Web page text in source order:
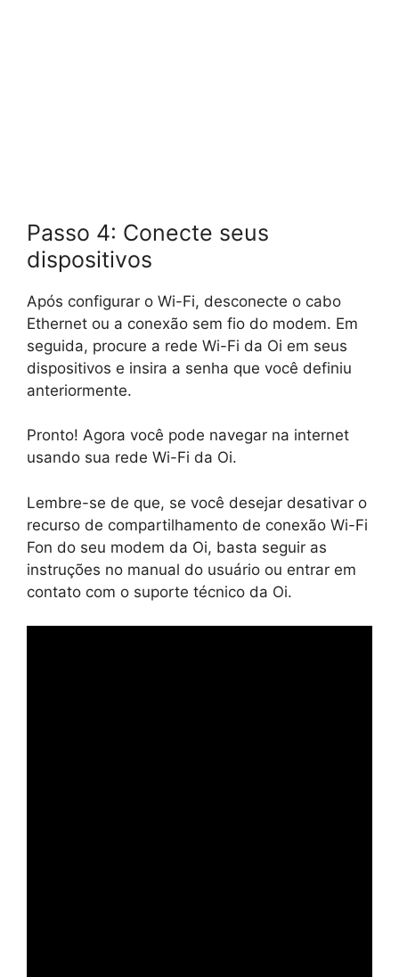
Passo 4: Conecte seus
dispositivos
Após configurar o Wi-Fi, desconecte o cabo
Ethernet ou a conexão sem fio do modem. Em
seguida, procure a rede Wi-Fi da Oi em seus
dispositivos e insira a senha que você definiu
anteriormente.
Pronto! Agora você pode navegar na internet
usando sua rede Wi-Fi da Oi.
Lembre-se de que, se você desejar desativar o
recurso de compartilhamento de conexão Wi-Fi
Fon do seu modem da Oi, basta seguir as
instruções no manual do usuário ou entrar em
contato com o suporte técnico da Oi.